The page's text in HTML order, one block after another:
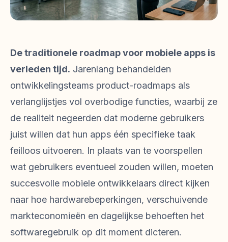
De traditionele roadmap voor mobiele apps is
verleden tijd. Jarenlang behandelden
ontwikkelingsteams product-roadmaps als
verlanglijstjes vol overbodige functies, waarbij ze
de realiteit negeerden dat moderne gebruikers
juist willen dat hun apps één specifieke taak
feilloos uitvoeren. In plaats van te voorspellen
wat gebruikers eventueel zouden willen, moeten
succesvolle mobiele ontwikkelaars direct kijken
naar hoe hardwarebeperkingen, verschuivende
markteconomieën en dagelijkse behoeften het
softwaregebruik op dit moment dicteren.